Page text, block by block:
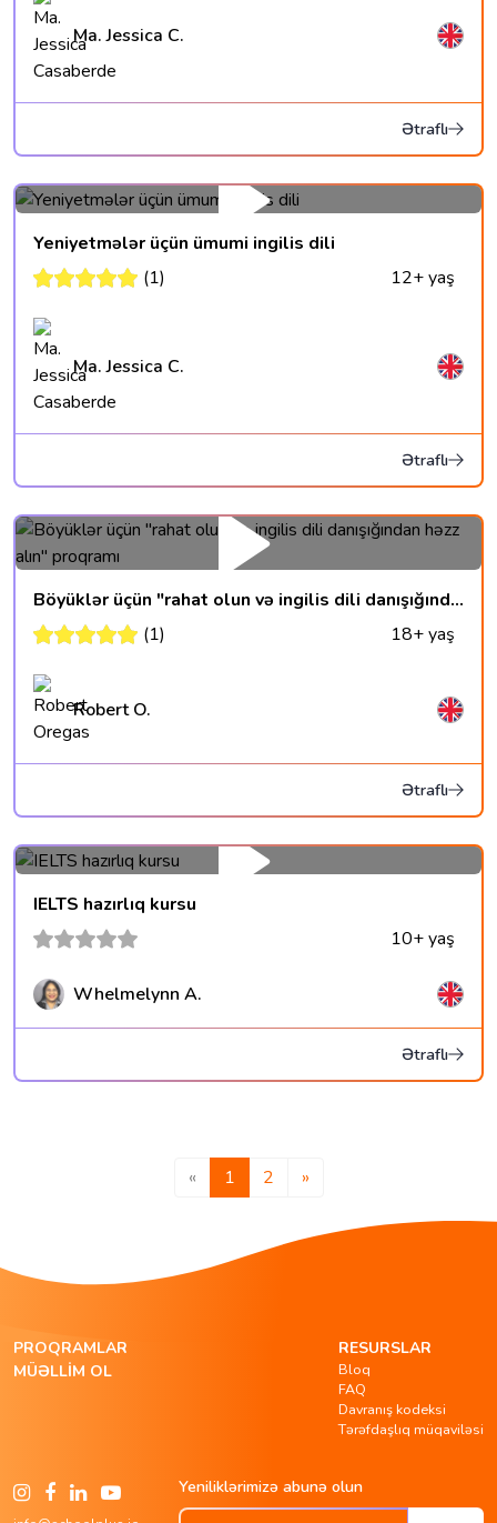
Ma. Jessica C.
Ətraflı
Yeniyetmələr üçün ümumi ingilis dili
(1)
12+ yaş
Ma. Jessica C.
Ətraflı
Böyüklər üçün "rahat olun və ingilis dili danışığından həzz alın" proqramı
(1)
18+ yaş
Robert O.
Ətraflı
IELTS hazırlıq kursu
10+ yaş
Whelmelynn A.
Ətraflı
« 1 2 »
PROQRAMLAR
MÜƏLLIM OL
RESURSLAR
Bloq
FAQ
Davranış kodeksi
Tərəfdaşlıq müqaviləsi
Yeniliklərimizə abunə olun